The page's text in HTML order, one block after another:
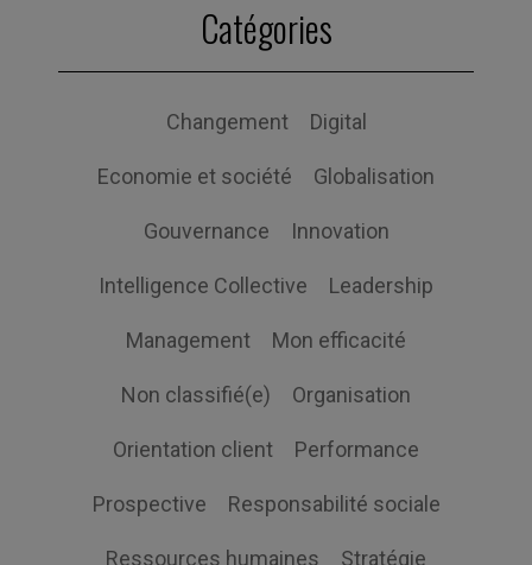
Catégories
Changement Digital
Economie et société Globalisation
Gouvernance Innovation
Intelligence Collective Leadership
Management Mon efficacité
Non classifié(e) Organisation
Orientation client Performance
Prospective Responsabilité sociale
Ressources humaines Stratégie